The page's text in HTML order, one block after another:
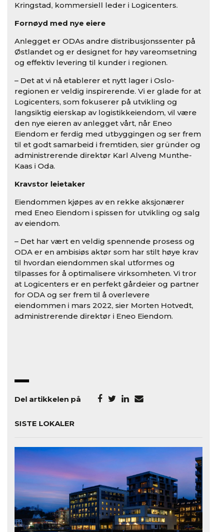
Kringstad, kommersiell leder i Logicenters.
Fornøyd med nye eiere
Anlegget er ODAs andre distribusjonssenter på
Østlandet og er designet for høy vareomsetning
og effektiv levering til kunder i regionen.
– Det at vi nå etablerer et nytt lager i Oslo-
regionen er veldig inspirerende. Vi er glade for at
Logicenters, som fokuserer på utvikling og
langsiktig eierskap av logistikkeiendom, vil være
den nye eieren av anlegget vårt, når Eneo
Eiendom er ferdig med utbyggingen og ser frem
til et godt samarbeid i fremtiden, sier gründer og
administrerende direktør Karl Alveng Munthe-
Kaas i Oda.
Kravstor leietaker
Eiendommen kjøpes av en rekke aksjonærer
med Eneo Eiendom i spissen for utvikling og salg
av eiendom.
– Det har vært en veldig spennende prosess og
ODA er en ambisiøs aktør som har stilt høye krav
til hvordan eiendommen skal utformes og
tilpasses for å optimalisere virksomheten. Vi tror
at Logicenters er en perfekt gårdeier og partner
for ODA og ser frem til å overlevere
eiendommen i mars 2022, sier Morten Hotvedt,
administrerende direktør i Eneo Eiendom.
Del artikkelen på
SISTE LOKALER